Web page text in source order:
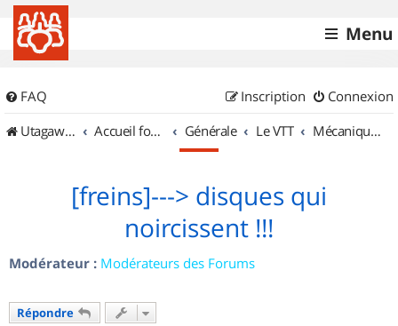
Menu
FAQ Connexion
Inscription
UtagawaVTT (Randos VTT et VTTAE avec traces GPS)
Accueil forum Générale Le VTT Mécanique et Entretiens
[freins]---> disques qui
noircissent !!!
Modérateur : Modérateurs des Forums
Répondre